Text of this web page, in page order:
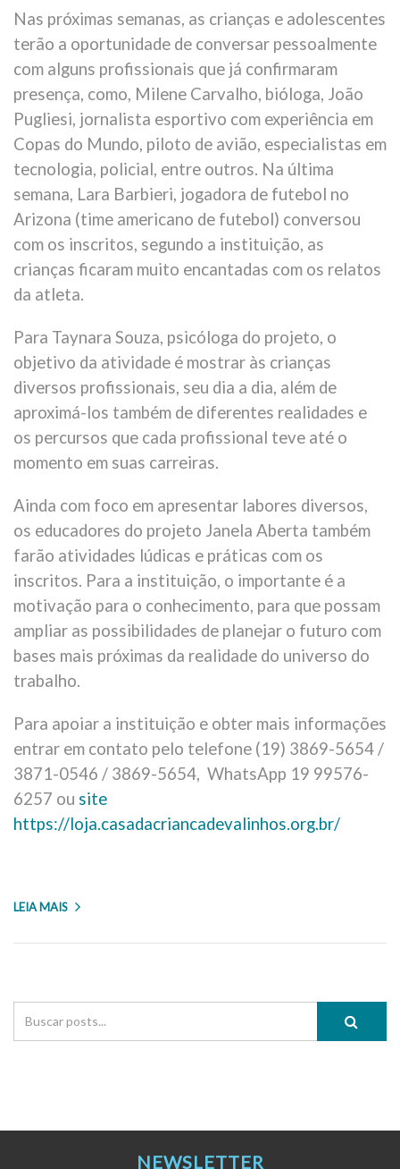
Nas próximas semanas, as crianças e adolescentes
terão a oportunidade de conversar pessoalmente
com alguns profissionais que já confirmaram
presença, como, Milene Carvalho, bióloga, João
Pugliesi, jornalista esportivo com experiência em
Copas do Mundo, piloto de avião, especialistas em
tecnologia, policial, entre outros. Na última
semana, Lara Barbieri, jogadora de futebol no
Arizona (time americano de futebol) conversou
com os inscritos, segundo a instituição, as
crianças ficaram muito encantadas com os relatos
da atleta.
Para Taynara Souza, psicóloga do projeto, o
objetivo da atividade é mostrar às crianças
diversos profissionais, seu dia a dia, além de
aproximá-los também de diferentes realidades e
os percursos que cada profissional teve até o
momento em suas carreiras.
Ainda com foco em apresentar labores diversos,
os educadores do projeto Janela Aberta também
farão atividades lúdicas e práticas com os
inscritos. Para a instituição, o importante é a
motivação para o conhecimento, para que possam
ampliar as possibilidades de planejar o futuro com
bases mais próximas da realidade do universo do
trabalho.
Para apoiar a instituição e obter mais informações
entrar em contato pelo telefone (19) 3869-5654 /
3871-0546 / 3869-5654, WhatsApp 19 99576-
6257 ou site
https://loja.casadacriancadevalinhos.org.br/
LEIA MAIS
NEWSLETTER